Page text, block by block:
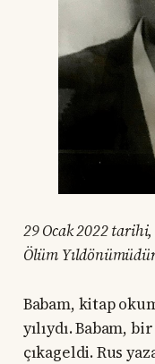
29 Ocak 2022
Ölüm
Babam, kitap
yılıydı. Babam,
çıkageldi. Rus